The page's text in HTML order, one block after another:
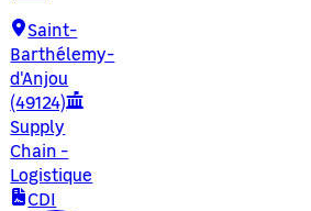
Saint-
Barthélemy-
d'Anjou
(49124)
Supply
Chain -
Logistique
CDI